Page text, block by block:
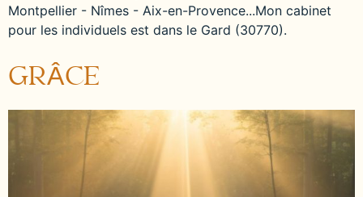
Montpellier - Nîmes - Aix-en-Provence...Mon cabinet
pour les individuels est dans le Gard (30770).
GRÂCE